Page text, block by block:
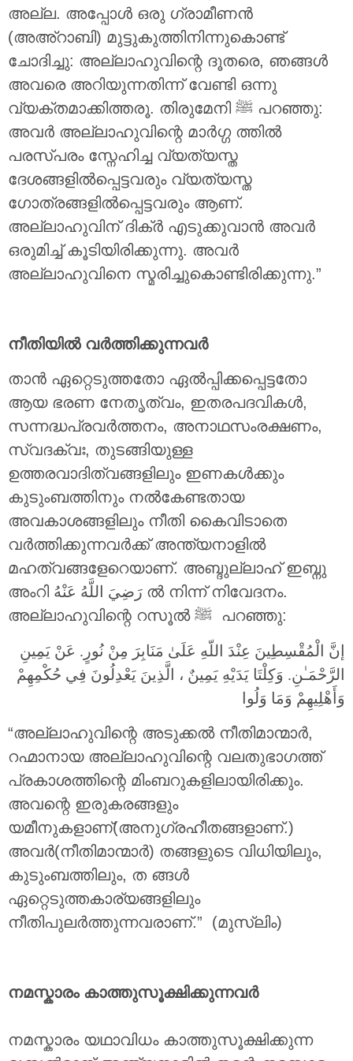
അല്ല. അപ്പോൾ ഒരു ഗ്രാമീണൻ
(അഅ്റാബി) മുട്ടുകുത്തിനിന്നുകൊണ്ട്
ചോദിച്ചു: അല്ലാഹുവിന്റെ ദൂതരെ, ഞങ്ങൾ
അവരെ അറിയുന്നതിന്ന് വേണ്ടി ഒന്നു
വ്യക്തമാക്കിത്തരൂ. തിരുമേനി ‎ﷺ പറഞ്ഞു:
അവർ അല്ലാഹുവിന്റെ മാർഗ്ഗ ത്തിൽ
പരസ്പരം സ്നേഹിച്ച വ്യത്യസ്ത
ദേശങ്ങളിൽപ്പെട്ടവരും വ്യത്യസ്ത
ഗോത്രങ്ങളിൽപ്പെട്ടവരും ആണ്.
അല്ലാഹുവിന് ദിക്ർ എടുക്കുവാൻ അവർ
ഒരുമിച്ച് കൂടിയിരിക്കുന്നു. അവർ
അല്ലാഹുവിനെ സ്മരിച്ചുകൊണ്ടിരിക്കുന്നു.”
നീതിയിൽ വർത്തിക്കുന്നവർ
താൻ ഏറ്റെടുത്തതോ ഏൽപ്പിക്കപ്പെട്ടതോ
ആയ ഭരണ നേതൃത്വം, ഇതരപദവികൾ,
സന്നദ്ധപ്രവർത്തനം, അനാഥസംരക്ഷണം,
സ്വദക്വഃ, തുടങ്ങിയുള്ള
ഉത്തരവാദിത്വങ്ങളിലും ഇണകൾക്കും
കുടുംബത്തിനും നൽകേണ്ടതായ
അവകാശങ്ങളിലും നീതി കൈവിടാതെ
വർത്തിക്കുന്നവർക്ക് അന്ത്യനാളിൽ
മഹത്വങ്ങളേറെയാണ്. അബ്ദുല്ലാഹ് ഇബ്നു
അംറി
ൽ നിന്ന് നിവേദനം.
അല്ലാഹുവിന്റെ റസൂൽ ‎ﷺ പറഞ്ഞു:
إنَّ الْمُقْسِطِينَ عِنْدَ اللّهِ عَلَىٰ مَنَابِرَ مِنْ نُورٍ. عَنْ يَمِينِ
الرَّحْمَـٰنِ. وَكِلْتَا يَدَيْهِ يَمِينٌ ، الَّذِينَ يَعْدِلُونَ فِي حُكْمِهِمْ
وَأَهْلِيهِمْ وَمَا وَلُوا
“അല്ലാഹുവിന്റെ അടുക്കൽ നീതിമാന്മാർ,
റഹ്മാനായ അല്ലാഹുവിന്റെ വലതുഭാഗത്ത്
പ്രകാശത്തിന്റെ മിംബറുകളിലായിരിക്കും.
അവന്റെ ഇരുകരങ്ങളും
യമീനുകളാണ്(അനുഗ്രഹീതങ്ങളാണ്.)
അവർ(നീതിമാന്മാർ) തങ്ങളുടെ വിധിയിലും,
കുടുംബത്തിലും, ത ങ്ങൾ
ഏറ്റെടുത്തകാര്യങ്ങളിലും
നീതിപുലർത്തുന്നവരാണ്.” (മുസ്‌ലിം)
നമസ്കാരം കാത്തുസൂക്ഷിക്കുന്നവർ
നമസ്കാരം യഥാവിധം കാത്തുസൂക്ഷിക്കുന്ന